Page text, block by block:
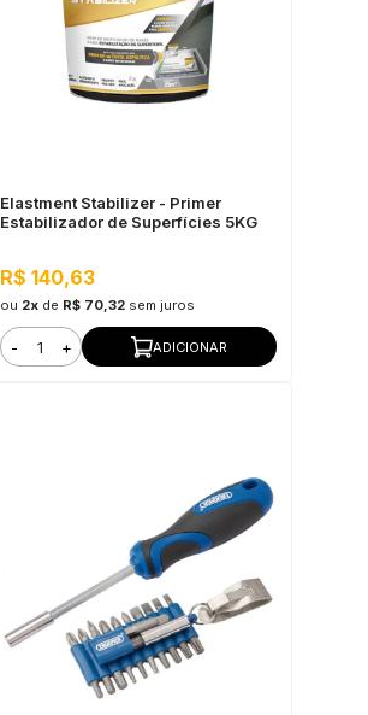
Elastment Stabilizer - Primer
Estabilizador de Superfícies 5KG
R$ 140,63
ou 2xde R$ 70,32 sem juros
- + ADICIONAR